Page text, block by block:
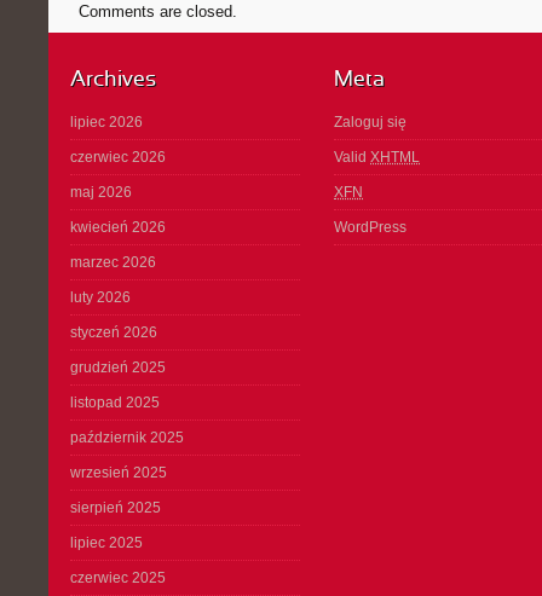
Comments are closed.
Archives
lipiec 2026
czerwiec 2026
maj 2026
kwiecień 2026
marzec 2026
luty 2026
styczeń 2026
grudzień 2025
listopad 2025
październik 2025
wrzesień 2025
sierpień 2025
lipiec 2025
czerwiec 2025
Meta
Zaloguj się
Valid XHTML
XFN
WordPress